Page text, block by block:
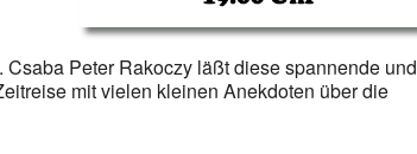
Peter Rakoczy läßt diese spannende und
mit vielen kleinen Anekdoten über die